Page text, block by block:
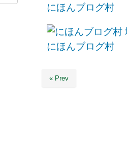
にほんブログ村
にほんブログ村
« Prev